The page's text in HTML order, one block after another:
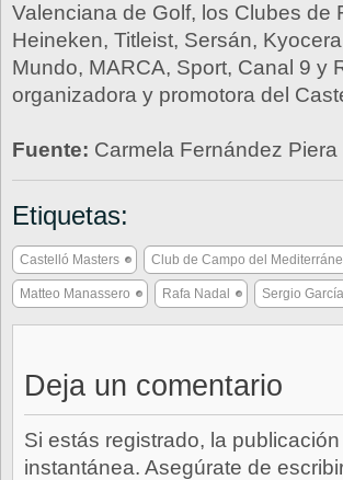
Valenciana de Golf, los Clubes de
Heineken, Titleist, Sersán,
Mundo, MARCA, Sport, Canal 9 y
organizadora y promotora del
Fuente: Carmela Fernández Piera
Etiquetas:
Castelló Masters Club de Campo del
Matteo Manassero Rafa Nadal Sergio García
Deja un comentario
Si estás registrado, la
instantánea. Asegúrate de